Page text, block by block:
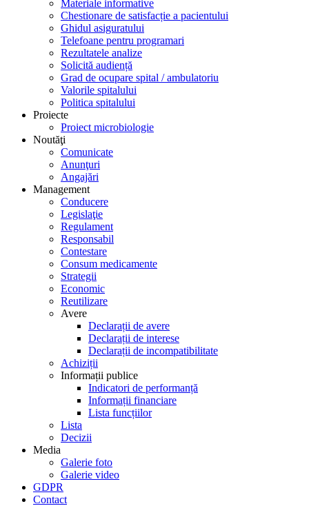
Materiale informative
Chestionare de satisfacție a pacientului
Ghidul asiguratului
Telefoane pentru programari
Rezultatele analize
Solicită audiență
Grad de ocupare spital / ambulatoriu
Valorile spitalului
Politica spitalului
Proiecte
Proiect microbiologie
Noutăţi
Comunicate
Anunţuri
Angajări
Management
Conducere
Legislaţie
Regulament
Responsabil
Contestare
Consum medicamente
Strategii
Economic
Reutilizare
Avere
Declarații de avere
Declarații de interese
Declarații de incompatibilitate
Achiziții
Informații publice
Indicatori de performanță
Informații financiare
Lista funcțiilor
Lista
Decizii
Media
Galerie foto
Galerie video
GDPR
Contact